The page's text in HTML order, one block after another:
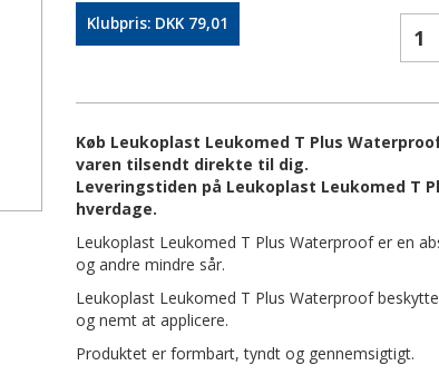
Klubpris: DKK 79,01
Køb Leukoplast Leukomed T Plus
varen tilsendt direkte til dig.
Leveringstiden på Leukoplast Leukomed T
hverdage.
Leukoplast Leukomed T Plus Waterproof er en
og andre mindre sår.
Leukoplast Leukomed T Plus Waterproof
og nemt at applicere.
Produktet er formbart, tyndt og gennemsigtigt.